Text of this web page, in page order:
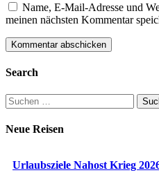
Name, E-Mail-Adresse und
meinen nächsten Kommentar
Search
Suchen
nach:
Neue Reisen
Urlaubsziele Nahost Krieg